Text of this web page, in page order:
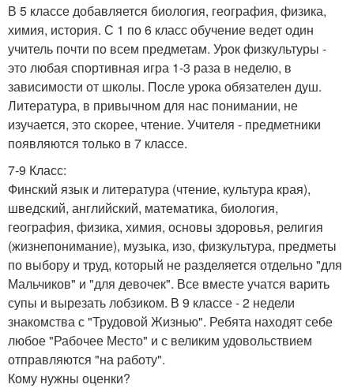
В 5 классе добавляется биология, география, физика,
химия, история. С 1 по 6 класс обучение ведет один
учитель почти по всем предметам. Урок физкультуры -
это любая спортивная игра 1-3 раза в неделю, в
зависимости от школы. После урока обязателен душ.
Литература, в привычном для нас понимании, не
изучается, это скорее, чтение. Учителя - предметники
появляются только в 7 классе.
7-9 Класс:
Финский язык и литература (чтение, культура края),
шведский, английский, математика, биология,
география, физика, химия, основы здоровья, религия
(жизнепонимание), музыка, изо, физкультура, предметы
по выбору и труд, который не разделяется отдельно "для
Мальчиков" и "для девочек". Все вместе учатся варить
супы и вырезать лобзиком. В 9 классе - 2 недели
знакомства с "Трудовой Жизнью". Ребята находят себе
любое "Рабочее Место" и с великим удовольствием
отправляются "на работу".
Кому нужны оценки?